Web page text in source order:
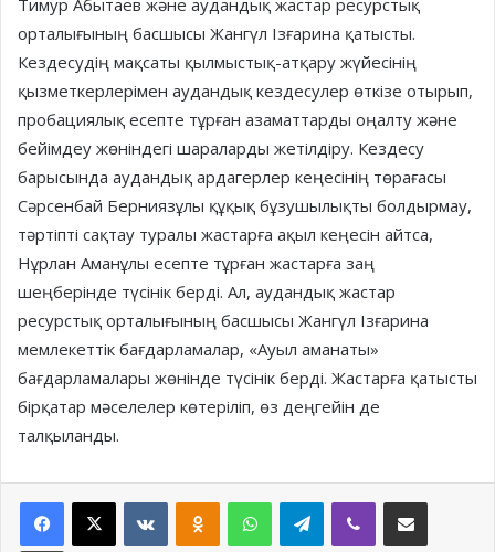
Тимур Абытаев және аудандық жастар ресурстық
орталығының басшысы Жангүл Ізғарина қатысты.
Кездесудің мақсаты қылмыстық-атқару жүйесінің
қызметкерлерімен аудандық кездесулер өткізе отырып,
пробациялық есепте тұрған азаматтарды оңалту және
бейімдеу жөніндегі шараларды жетілдіру. Кездесу
барысында аудандық ардагерлер кеңесінің төрағасы
Сәрсенбай Берниязұлы құқық бұзушылықты болдырмау,
тәртіпті сақтау туралы жастарға ақыл кеңесін айтса,
Нұрлан Аманұлы есепте тұрған жастарға заң
шеңберінде түсінік берді. Ал, аудандық жастар
ресурстық орталығының басшысы Жангүл Ізғарина
мемлекеттік бағдарламалар, «Ауыл аманаты»
бағдарламалары жөнінде түсінік берді. Жастарға қатысты
бірқатар мәселелер көтеріліп, өз деңгейін де
талқыланды.
Facebook
X VKontakteOdnoklassniki
WhatsAppTelegramViber Share via Email